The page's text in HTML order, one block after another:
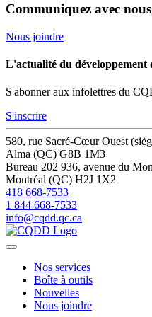
Communiquez avec nous
Nous joindre
L'actualité du développement
S'abonner aux infolettres du
S'inscrire
580, rue Sacré-Cœur Ouest
Alma (QC) G8B 1M3
Bureau 202 936, avenue du
Montréal (QC) H2J 1X2
418 668-7533
1 844 668-7533
info@cqdd.qc.ca
Nos services
Boîte à outils
Nouvelles
Nous joindre